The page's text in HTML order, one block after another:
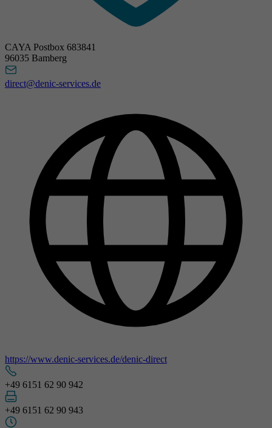
CAYA Postbox 683841
96035 Bamberg
direct@denic-services.de
https://www.denic-services.de/denic-direct
+49 6151 62 90 942
+49 6151 62 90 943